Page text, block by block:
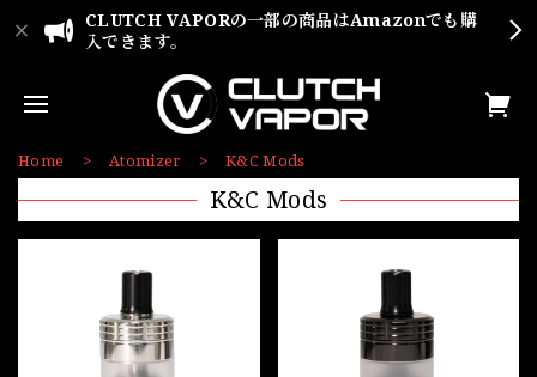
CLUTCH VAPORの一部の商品はAmazonでも購
入できます。
Home Atomizer K&C Mods
K&C Mods